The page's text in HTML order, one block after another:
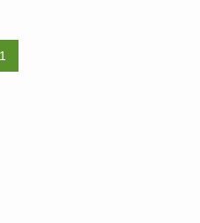
1